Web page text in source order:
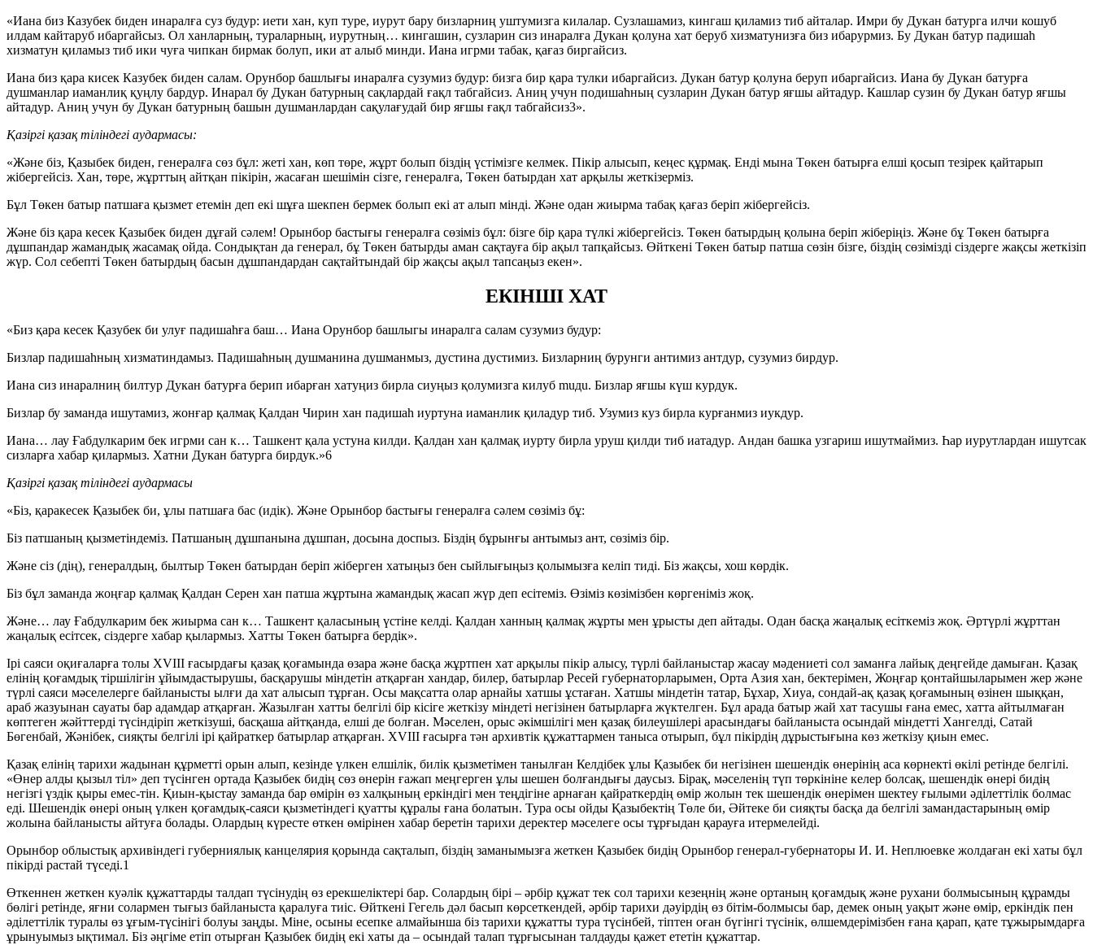
«Иана биз Казубек биден инаралға суз будур: иети хан, куп туре, иурут бару бизларниң уштумизга килалар. Сузлашамиз, кингаш қиламиз тиб айталар. Имри бу Дукан батурга илчи кошуб
илдам кайтаруб ибаргайсыз. Ол ханларның, тураларның, иурутның… кингашин, сузларин сиз инаралға Дукан қолуна хат беруб хизматунизға биз ибарурмиз. Бу Дукан батур падишаһ
хизматун қиламыз тиб ики чуға чипкан бирмак болуп, ики ат алыб минди. Иана игрми табак, қағаз биргайсиз.
Иана биз қара кисек Казубек биден салам. Орунбор башлығы инаралға сузумиз будур: бизга бир қара тулки ибаргайсиз. Дукан батур қолуна беруп ибаргайсиз. Иана бу Дукан батурға
душманлар иаманлиқ қуңлу бардур. Инарал бу Дукан батурның сақлардай ғақл табгайсиз. Аниң учун подишаһның сузларин Дукан батур яғшы айтадур. Кашлар сузин бу Дукан батур яғшы
айтадур. Аниң учун бу Дукан батурның башын душманлардан сақулағудай бир яғшы ғақл табгайсиз3».
Қазіргі қазақ тіліндегі аудармасы:
«Және біз, Қазыбек биден, генералға сөз бұл: жеті хан, көп төре, жұрт болып біздің үстімізге келмек. Пікір алысып, кеңес құрмақ. Енді мына Төкен батырға елші қосып тезірек қайтарып
жібергейсіз. Хан, төре, жұрттың айтқан пікірін, жасаған шешімін сізге, генералға, Төкен батырдан хат арқылы жеткізерміз.
Бұл Төкен батыр патшаға қызмет етемін деп екі шұға шекпен бермек болып екі aт алып мінді. Және одан жиырма табақ қағаз беріп жібергейсіз.
Және біз қара кесек Қазыбек биден дұғай сәлем! Орынбор бастығы генералға сөзіміз бұл: бізге бір қара түлкі жібергейсіз. Төкен батырдың қолына беріп жіберіңіз. Және бұ Төкен батырға
дұшпандар жамандық жасамақ ойда. Сондықтан да генерал, бұ Төкен батырды аман сақтауға бір ақыл тапқайсыз. Өйткені Төкен батыр патша сөзін бізге, біздің сөзімізді сіздерге жақсы жеткізіп
жүр. Сол себепті Төкен батырдың басын дұшпандардан сақтайтындай бір жақсы ақыл тапсаңыз екен».
ЕКІНШІ ХАТ
«Биз қара кесек Қазубек би улуғ падишаһға баш… Иана Орунбор башлыгы инаралга салам сузумиз будур:
Бизлар падишаһның хизматиндамыз. Падишаһның душманина душманмыз, дустина дустимиз. Бизларниң бурунги антимиз антдур, сузумиз бирдур.
Иана сиз инаралниң билтур Дукан батурға берип ибарған хатуңиз бирла сиуңыз қолумизга килуб muдu. Бизлар яғшы күш курдук.
Бизлар бу заманда ишутамиз, жонғар қалмақ Қалдан Чирин хан падишаһ иуртуна иаманлик қиладур тиб. Узумиз куз бирла курғанмиз иукдур.
Иана… лау Ғабдулкарим бек игрми сан к… Ташкент қала устуна килди. Қалдан хан қалмақ иурту бирла уруш қилди тиб иатадур. Андан башка узгариш ишутмаймиз. Һар иурутлардан ишутсак
сизларға хабар қилармыз. Хатни Дукан батурга бирдук.»6
Қазіргі қазақ тіліндегі аудармасы
«Біз, қаракесек Қазыбек би, ұлы патшаға бас (идік). Және Орынбор бастығы генералға сәлем сөзіміз бұ:
Біз патшаның қызметіндеміз. Патшаның дұшпанына дұшпан, досына доспыз. Біздің бұрынғы антымыз ант, сөзіміз бір.
Және сіз (дің), генералдың, былтыр Төкен батырдан беріп жіберген хатыңыз бен сыйлығыңыз қолымызға келіп тиді. Біз жақсы, хош көрдік.
Біз бұл заманда жоңғар қалмақ Қалдан Серен хан патша жұртына жамандық жасап жүр деп есітеміз. Өзіміз көзімізбен көргеніміз жоқ.
Және… лау Ғабдулкарим бек жиырма сан к… Ташкент қаласының үстіне келді. Қалдан ханның қалмақ жұрты мен ұрысты деп айтады. Одан басқа жаңалық есіткеміз жоқ. Әртүрлі жұрттан
жаңалық есітсек, сіздерге хабар қылармыз. Хатты Төкен батырға бердік».
Ірі саяси оқиғаларға толы XVIII ғасырдағы қазақ қоғамында өзара және басқа жұртпен хат арқылы пікір алысу, түрлі байланыстар жасау мәдениеті сол заманға лайық деңгейде дамыған. Қазақ
елінің қоғамдық тіршілігін ұйымдастырушы, басқарушы міндетін атқарған хандар, билер, батырлар Ресей губернаторларымен, Орта Азия хан, бектерімен, Жоңғар қонтайшыларымен жер және
түрлі саяси мәселелерге байланысты ылғи да хат алысып тұрған. Осы мақсатта олар арнайы хатшы ұстаған. Хатшы міндетін татар, Бұхар, Хиуа, сондай-ақ қазақ қоғамының өзінен шыққан,
араб жазуынан сауаты бар адамдар атқарған. Жазылған хатты белгілі бір кісіге жеткізу міндеті негізінен батырларға жүктелген. Бұл арада батыр жай хат тасушы ғана емес, хатта айтылмаған
көптеген жәйттерді түсіндіріп жеткізуші, басқаша айтқанда, елші де болған. Мәселен, орыс әкімшілігі мен қазақ билеушілері арасындағы байланыста осындай міндетті Хангелді, Сатай
Бөгенбай, Жәнібек, сияқты белгілі ірі қайраткер батырлар атқарған. XVIII ғасырға тән архивтік құжаттармен таныса отырып, бұл пікірдің дұрыстығына көз жеткізу қиын емес.
Қазақ елінің тарихи жадынан құрметті орын алып, кезінде үлкен елшілік, билік қызметімен танылған Келдібек ұлы Қазыбек би негізінен шешендік өнерінің аса көрнекті өкілі ретінде белгілі.
«Өнер алды қызыл тіл» деп түсінген ортада Қазыбек бидің сөз өнерін ғажап меңгерген ұлы шешен болғандығы даусыз. Бірақ, мәселенің түп төркініне келер болсақ, шешендік өнері бидің
негізгі үздік қыры емес-тін. Қиын-қыстау заманда бар өмірін өз халқының еркіндігі мен теңдігіне арнаған қайраткердің өмір жолын тек шешендік өнерімен шектеу ғылыми әділеттілік болмас
еді. Шешендік өнері оның үлкен қоғамдық-саяси қызметіндегі қуатты құралы ғана болатын. Тура осы ойды Қазыбектің Төле би, Әйтеке би сияқты басқа да белгілі замандастарының өмір
жолына байланысты айтуға болады. Олардың күресте өткен өмірінен хабар беретін тарихи деректер мәселеге осы тұрғыдан қарауға итермелейді.
Орынбор облыстық архивіндегі губерниялық канцелярия қорында сақталып, біздің заманымызға жеткен Қазыбек бидің Орынбор генерал-губернаторы И. И. Неплюевке жолдаған екі хаты бұл
пікірді растай түседі.1
Өткеннен жеткен куәлік құжаттарды талдап түсінудің өз ерекшеліктері бар. Солардың бірі – әрбір құжат тек сол тарихи кезеңнің және ортаның қоғамдық және рухани болмысының құрамды
бөлігі ретінде, яғни солармен тығыз байланыста қаралуға тиіс. Өйткені Гегель дәл басып көрсеткендей, әрбір тарихи дәуірдің өз бітім-болмысы бар, демек оның уақыт және өмір, еркіндік пен
әділеттілік туралы өз ұғым-түсінігі болуы заңды. Міне, осыны есепке алмайынша біз тарихи құжатты тура түсінбей, тіптен оған бүгінгі түсінік, өлшемдерімізбен ғана қарап, қате тұжырымдарға
ұрынуымыз ықтимал. Біз әңгіме етіп отырған Қазыбек бидің екі хаты да – осындай талап тұрғысынан талдауды қажет ететін құжаттар.